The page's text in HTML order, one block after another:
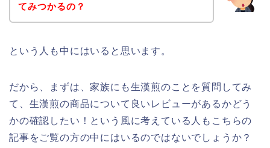
てみつかるの？
という人も中にはいると思います。
だから、まずは、家族にも生漢煎のことを質問してみ
て、生漢煎の商品について良いレビューがあるかどう
かの確認したい！という風に考えている人もこちらの
記事をご覧の方の中にはいるのではないでしょうか？